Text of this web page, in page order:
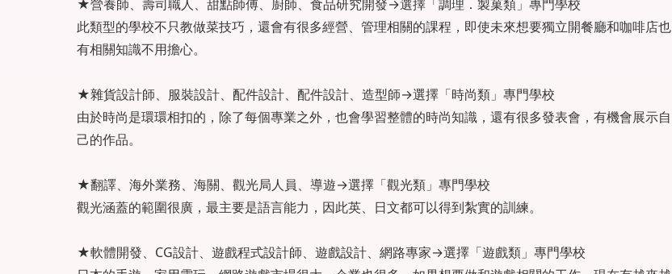
★營養師、壽司職人、甜點師傅、廚師、食品研究開發→選擇「調理．製菓類」專門學校
此類型的學校不只教做菜技巧，還會有很多經營、管理相關的課程，即使未來想要獨立開餐廳和咖啡店也
有相關知識不用擔心。
★雜貨設計師、服裝設計、配件設計、配件設計、造型師→選擇「時尚類」專門學校
由於時尚是環環相扣的，除了每個專業之外，也會學習整體的時尚知識，還有很多發表會，有機會展示自
己的作品。
★翻譯、海外業務、海關、觀光局人員、導遊→選擇「觀光類」專門學校
觀光涵蓋的範圍很廣，最主要是語言能力，因此英、日文都可以得到紮實的訓練。
★軟體開發、CG設計、遊戲程式設計師、遊戲設計、網路專家→選擇「遊戲類」專門學校